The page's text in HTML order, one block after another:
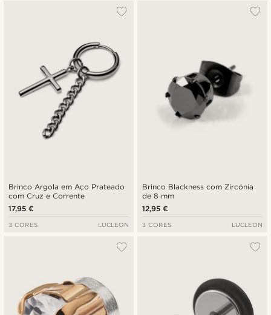
Brinco Argola em Aço Prateado
com Cruz e Corrente
17,95 €
3 CORES LUCLEON
Brinco Blackness com Zircónia
de 8 mm
12,95 €
3 CORES LUCLEON